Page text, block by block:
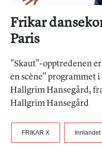
Frikar
Paris
"Skaut"-opptredenen
en scène" programmet
Hallgrim Hansegård,
Hallgrim Hansegård
FRIKAR X Innlandet